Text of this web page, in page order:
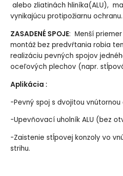
alebo zliatinách hliníka(ALU),
vynikajúcu protipožiarnu ochranu.
ZASADENÉ SPOJE: Menší
montáž bez predvŕtania robia
realizáciu pevných spojov
oceľových plechov (napr.
Aplikácia :
-Pevný spoj s dvojitou vnútornou
-Upevňovací uholník ALU (bez
-Zaistenie stĺpovej konzoly vo
strihu.